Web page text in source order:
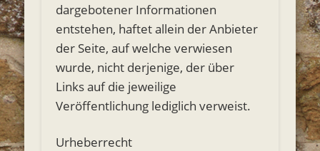
dargebotener Informationen
entstehen, haftet allein der Anbieter
der Seite, auf welche verwiesen
wurde, nicht derjenige, der über
Links auf die jeweilige
Veröffentlichung lediglich verweist.
Urheberrecht